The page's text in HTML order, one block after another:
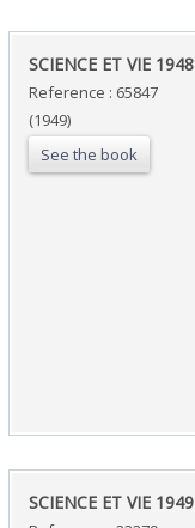
‎SCIENCE ET VIE 1948 ‎
Reference : 65847
(1949)
See the book
‎SCIENCE ET VIE 1949 ‎